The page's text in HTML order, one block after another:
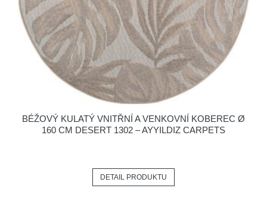
BÉŽOVÝ KULATÝ VNITŘNÍ A VENKOVNÍ KOBEREC Ø
160 CM DESERT 1302 – AYYILDIZ CARPETS
DETAIL PRODUKTU